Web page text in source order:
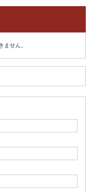
ません。